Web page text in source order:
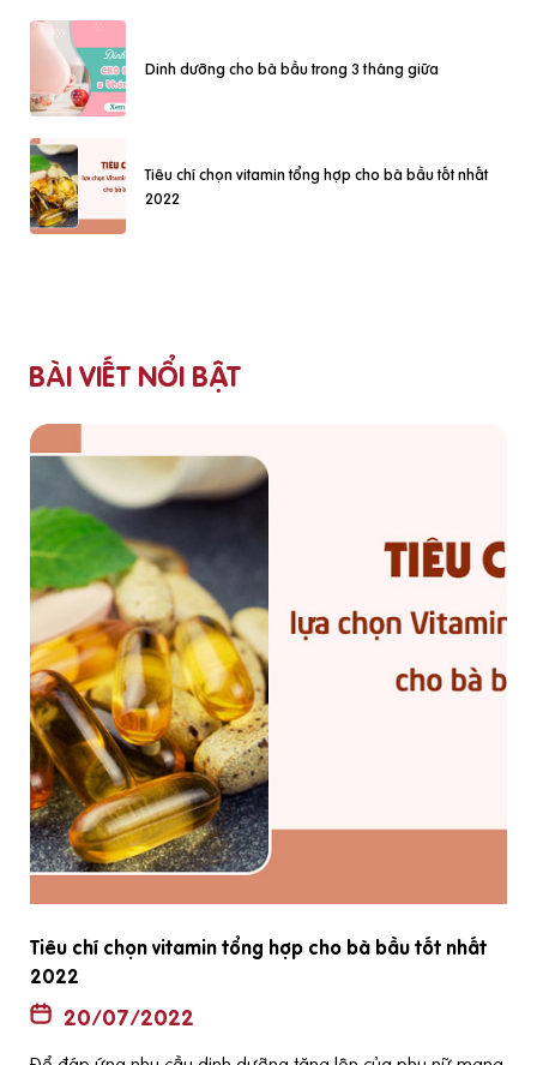
Dinh dưỡng cho bà bầu trong 3 tháng giữa
Tiêu chí chọn vitamin tổng hợp cho bà bầu tốt nhất
2022
BÀI VIẾT NỔI BẬT
Phụ nữ mới mang thai nên ăn gì để con khỏe